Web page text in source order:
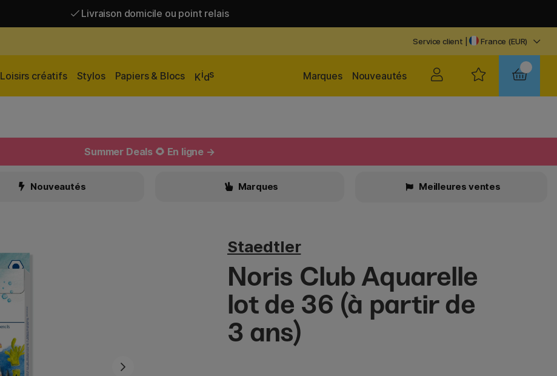
Livraison domicile ou point relais
Service client | France (EUR)
Loisirs créatifs Stylos Papiers & Blocs Kids Nouveautés
Marques
Summer Deals 🌻 En ligne →
Nouveautés Marques Meilleures ventes
Staedtler
Noris Club Aquarelle
lot de 36 (à partir de
3 ans)